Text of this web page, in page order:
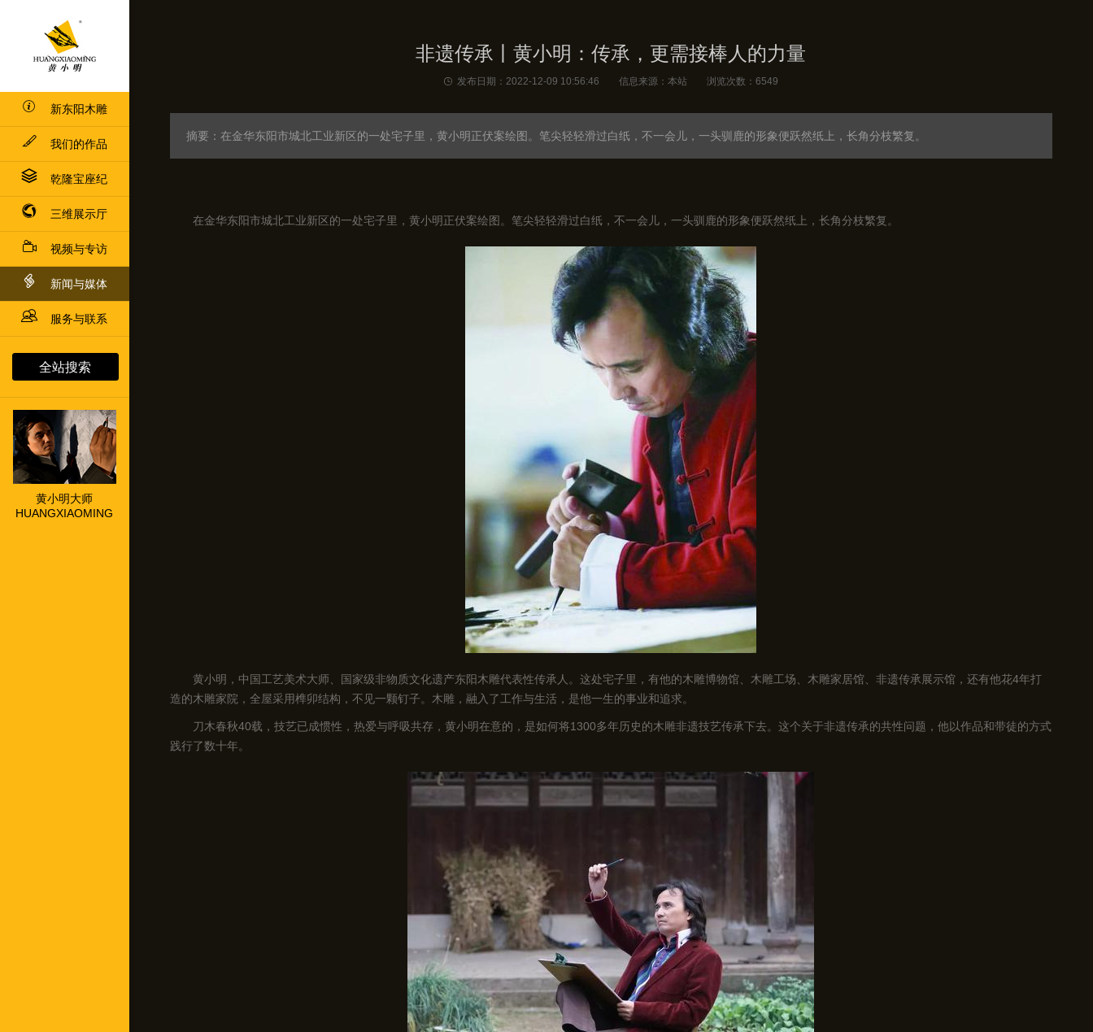
新东阳木雕
我们的作品
乾隆宝座纪
三维展示厅
视频与专访
新闻与媒体
服务与联系
全站搜索
黄小明大师
HUANGXIAOMING
非遗传承丨黄小明：传承，更需接棒人的力量
发布日期：2022-12-09 10:56:46 信息来源：本站 浏览次数：6549
摘要：在金华东阳市城北工业新区的一处宅子里，黄小明正伏案绘图。笔尖轻轻滑过白纸，不一会儿，一头驯鹿的形象便跃然纸上，长角分枝繁复。
在金华东阳市城北工业新区的一处宅子里，黄小明正伏案绘图。笔尖轻轻滑过白纸，不一会儿，一头驯鹿的形象便跃然纸上，长角分枝繁复。
黄小明，中国工艺美术大师、国家级非物质文化遗产东阳木雕代表性传承人。这处宅子里，有他的木雕博物馆、木雕工场、木雕家居馆、非遗传承展示馆，还有他花4年打
造的木雕家院，全屋采用榫卯结构，不见一颗钉子。木雕，融入了工作与生活，是他一生的事业和追求。
刀木春秋40载，技艺已成惯性，热爱与呼吸共存，黄小明在意的，是如何将1300多年历史的木雕非遗技艺传承下去。这个关于非遗传承的共性问题，他以作品和带徒的方式
践行了数十年。